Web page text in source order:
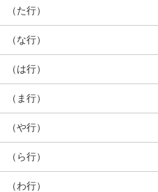
（た行）
（な行）
（は行）
（ま行）
（や行）
（ら行）
（わ行）